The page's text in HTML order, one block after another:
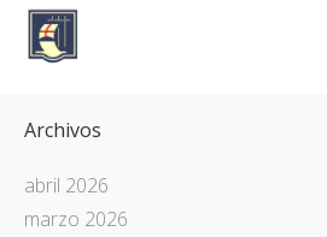
Liguri nel Mondo
Archivos
abril 2026
marzo 2026